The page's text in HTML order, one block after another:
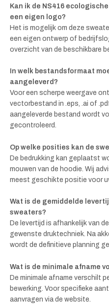
Kan ik de NS416
een eigen logo?
Het is mogelijk om deze
een eigen ontwerp of
overzicht van de beschikbare
In welk bestandsformaat
aangeleverd?
Voor een scherpe weergave
vectorbestand in .eps, .ai of
aangeleverde bestand wordt
gecontroleerd.
Op welke posities kan de
De bedrukking kan geplaatst
mouwen van de hoodie. Wij
meest geschikte positie voor
Wat is de gemiddelde
sweaters?
De levertijd is afhankelijk van
gewenste druktechniek. Na
wordt de definitieve planning
Wat is de minimale afname
De minimale afname verschilt
bewerking. Voor specifieke
aanvragen via de website.